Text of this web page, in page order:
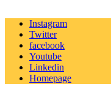
Instagram
Twitter
facebook
Youtube
Linkedin
Homepage